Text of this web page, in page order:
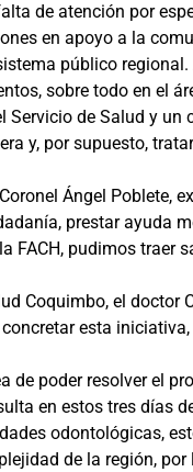
de atención por
en apoyo a la
público
sobre todo en el
de Salud y
y, por supuesto,
Ángel
prestar ayuda
FACH, pudimos
Coquimbo, el
esta
poder resolver el
en estos tres días
odontológicas,
de la región,